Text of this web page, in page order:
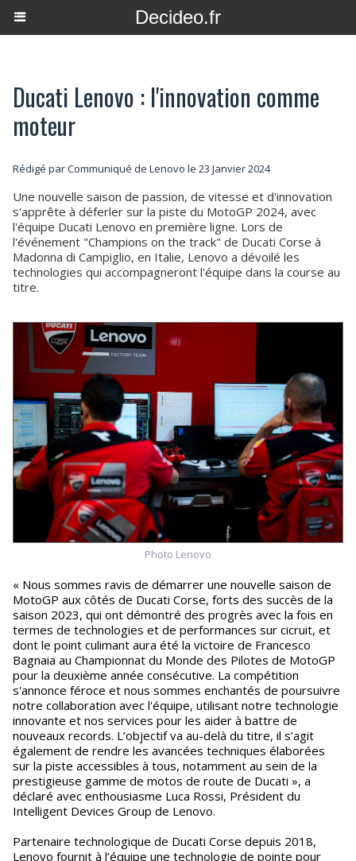
Decideo.fr
Ducati Lenovo : l'innovation comme
moteur
Rédigé par Communiqué de Lenovo le 23 Janvier 2024
Une nouvelle saison de passion, de vitesse et d'innovation
s'apprête à déferler sur la piste du MotoGP 2024, avec
l'équipe Ducati Lenovo en première ligne. Lors de
l'événement "Champions on the track" de Ducati Corse à
Madonna di Campiglio, en Italie, Lenovo a dévoilé les
technologies qui accompagneront l'équipe dans la course au
titre.
Photo Lenovo
« Nous sommes ravis de démarrer une nouvelle saison de
MotoGP aux côtés de Ducati Corse, forts des succès de la
saison 2023, qui ont démontré des progrès avec la fois en
termes de technologies et de performances sur cicruit, et
dont le point culimant aura été la victoire de Francesco
Bagnaia au Championnat du Monde des Pilotes de MotoGP
pour la deuxième année consécutive. La compétition
s'annonce féroce et nous sommes enchantés de poursuivre
notre collaboration avec l'équipe, utilisant notre technologie
innovante et nos services pour les aider à battre de
nouveaux records. L’objectif va au-delà du titre, il s’agit
également de rendre les avancées techniques élaborées
sur la piste accessibles à tous, notamment au sein de la
prestigieuse gamme de motos de route de Ducati », a
déclaré avec enthousiasme Luca Rossi, Président du
Intelligent Devices Group de Lenovo.
Partenaire technologique de Ducati Corse depuis 2018,
Lenovo fournit à l’équipe une technologie de pointe pour